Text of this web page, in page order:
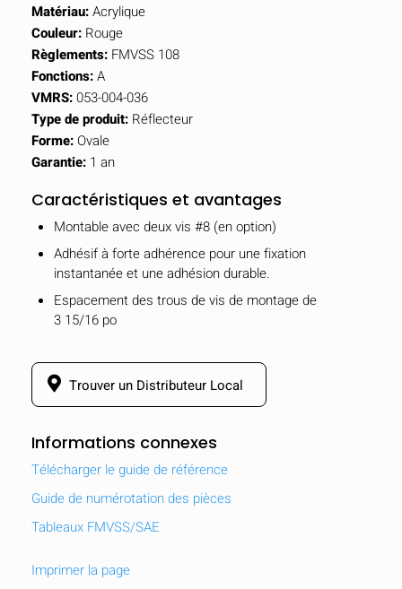
Matériau:Acrylique
Couleur: Rouge
Règlements: FMVSS 108
Fonctions:A
VMRS:053-004-036
Type de produit: Réflecteur
Forme: Ovale
Garantie: 1 an
Caractéristiques et avantages
Montable avec deux vis #8 (en option)
Adhésif à forte adhérence pour une fixation
instantanée et une adhésion durable.
Espacement des trous de vis de montage de
3 15/16 po
Trouver un Distributeur Local
Informations connexes
Télécharger le guide de référence
Guide de numérotation des pièces
Tableaux FMVSS/SAE
Imprimer la page